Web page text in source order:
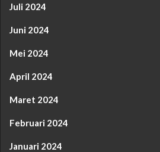
Juli 2024
Juni 2024
Mei 2024
April 2024
Maret 2024
Februari 2024
Januari 2024